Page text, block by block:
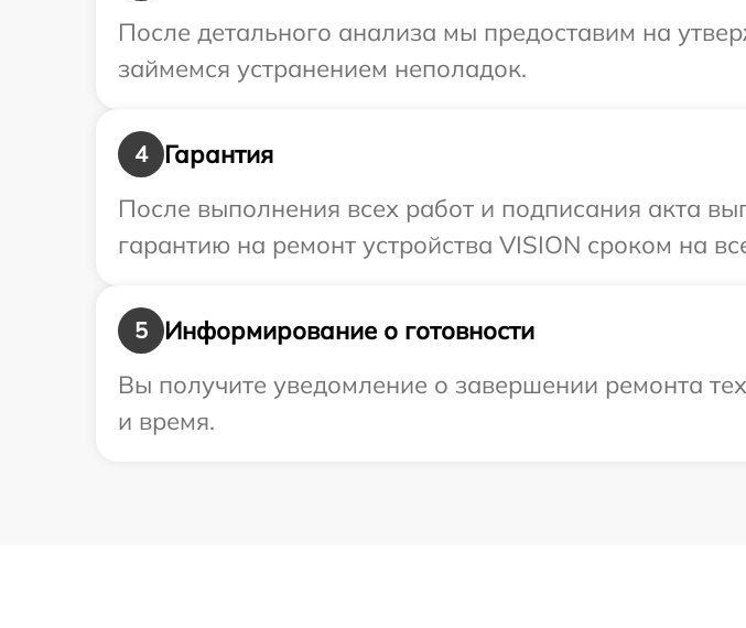
После детального анализа мы предоставим на
займемся устранением неполадок.
4
Гарантия
После выполнения всех работ и подписания акта
гарантию на ремонт устройства VISION сроком на
5
Информирование о готовности
Вы получите уведомление о завершении ремонта
и время.